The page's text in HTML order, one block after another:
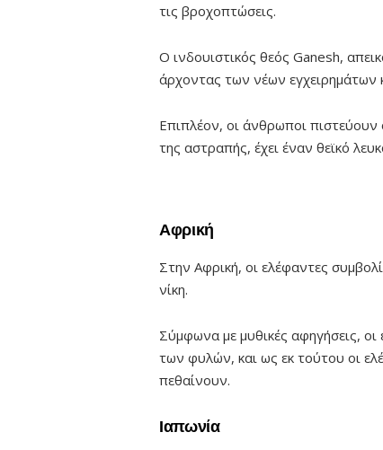
τις βροχοπτώσεις.
Ο ινδουιστικός θεός Ganesh,
άρχοντας των νέων εγχειρημάτων
Επιπλέον, οι άνθρωποι
της αστραπής, έχει έναν θεϊκό
Αφρική
Στην Αφρική, οι ελέφαντες
νίκη.
Σύμφωνα με μυθικές αφηγήσεις,
των φυλών, και ως εκ τούτου οι
πεθαίνουν.
Ιαπωνία